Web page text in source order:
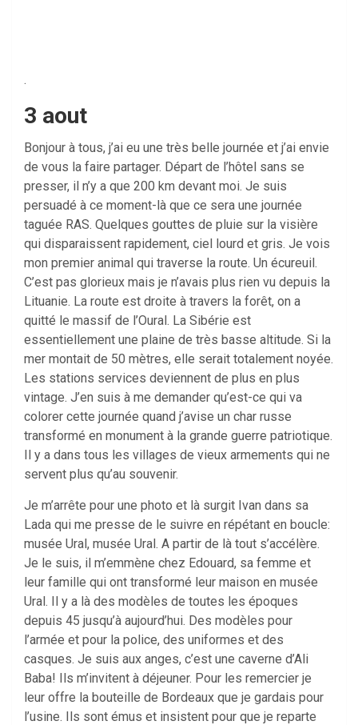
.
3 aout
Bonjour à tous, j’ai eu une très belle journée et j’ai envie
de vous la faire partager. Départ de l’hôtel sans se
presser, il n’y a que 200 km devant moi. Je suis
persuadé à ce moment-là que ce sera une journée
taguée RAS. Quelques gouttes de pluie sur la visière
qui disparaissent rapidement, ciel lourd et gris. Je vois
mon premier animal qui traverse la route. Un écureuil.
C’est pas glorieux mais je n’avais plus rien vu depuis la
Lituanie. La route est droite à travers la forêt, on a
quitté le massif de l’Oural. La Sibérie est
essentiellement une plaine de très basse altitude. Si la
mer montait de 50 mètres, elle serait totalement noyée.
Les stations services deviennent de plus en plus
vintage. J’en suis à me demander qu’est-ce qui va
colorer cette journée quand j’avise un char russe
transformé en monument à la grande guerre patriotique.
Il y a dans tous les villages de vieux armements qui ne
servent plus qu’au souvenir.
Je m’arrête pour une photo et là surgit Ivan dans sa
Lada qui me presse de le suivre en répétant en boucle:
musée Ural, musée Ural. A partir de là tout s’accélère.
Je le suis, il m’emmène chez Edouard, sa femme et
leur famille qui ont transformé leur maison en musée
Ural. Il y a là des modèles de toutes les époques
depuis 45 jusqu’à aujourd’hui. Des modèles pour
l’armée et pour la police, des uniformes et des
casques. Je suis aux anges, c’est une caverne d’Ali
Baba! Ils m’invitent à déjeuner. Pour les remercier je
leur offre la bouteille de Bordeaux que je gardais pour
l’usine. Ils sont émus et insistent pour que je reparte